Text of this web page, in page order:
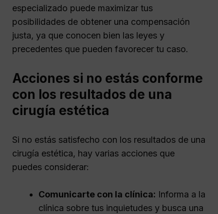
especializado puede maximizar tus
posibilidades de obtener una compensación
justa, ya que conocen bien las leyes y
precedentes que pueden favorecer tu caso.
Acciones si no estás conforme
con los resultados de una
cirugía estética
Si no estás satisfecho con los resultados de una
cirugía estética, hay varias acciones que
puedes considerar:
Comunicarte con la clínica: Informa a la
clínica sobre tus inquietudes y busca una